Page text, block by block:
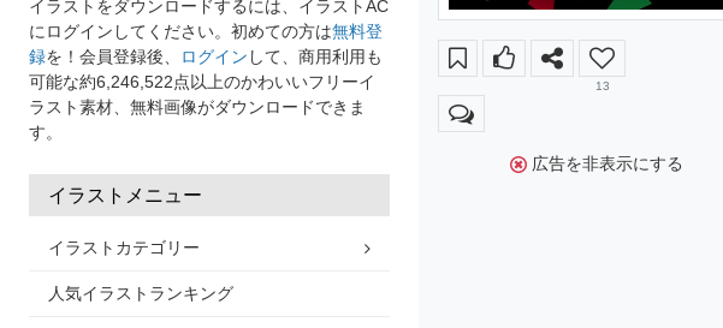
イラストをダウンロードするには、イラストAC
にログインしてください。初めての方は無料登
録を！会員登録後、 ログイン して、商用利用も
可能な約6,246,522点以上のかわいいフリーイ
ラスト素材、無料画像がダウンロードできま
す。
イラストメニュー
イラストカテゴリー
人気イラストランキング
13
広告を非表示にする